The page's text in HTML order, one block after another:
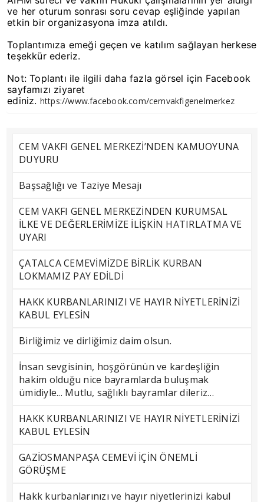
ve her oturum sonrası soru cevap eşliğinde yapılan
etkin bir organizasyona imza atıldı.
Toplantımıza emeği geçen ve katılım sağlayan herkese
teşekkür ederiz.
Not: Toplantı ile ilgili daha fazla görsel için Facebook
sayfamızı ziyaret
ediniz. https://www.facebook.com/cemvakfigenelmerkez
CEM VAKFI GENEL MERKEZİ’NDEN KAMUOYUNA
DUYURU
Başsağlığı ve Taziye Mesajı
CEM VAKFI GENEL MERKEZİNDEN KURUMSAL
İLKE VE DEĞERLERİMİZE İLİŞKİN HATIRLATMA VE
UYARI
ÇATALCA CEMEVİMİZDE BİRLİK KURBAN
LOKMAMIZ PAY EDİLDİ
HAKK KURBANLARINIZI VE HAYIR NİYETLERİNİZİ
KABUL EYLESİN
Birliğimiz ve dirliğimiz daim olsun.
İnsan sevgisinin, hoşgörünün ve kardeşliğin
hakim olduğu nice bayramlarda buluşmak
ümidiyle... Mutlu, sağlıklı bayramlar dileriz…
HAKK KURBANLARINIZI VE HAYIR NİYETLERİNİZİ
KABUL EYLESİN
GAZİOSMANPAŞA CEMEVİ İÇİN ÖNEMLİ
GÖRÜŞME
Hakk kurbanlarınızı ve hayır niyetlerinizi kabul